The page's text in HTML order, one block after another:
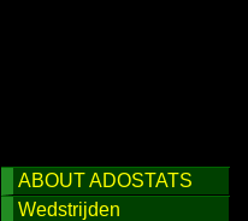
ABOUT ADOSTATS
Wedstrijden